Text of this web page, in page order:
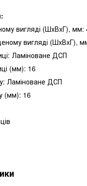
вигляді (ШxВxГ), мм:
вигляді (ШxВxГ),
Ламіноване ДСП
(мм): 16
Ламіноване ДСП
(мм): 16